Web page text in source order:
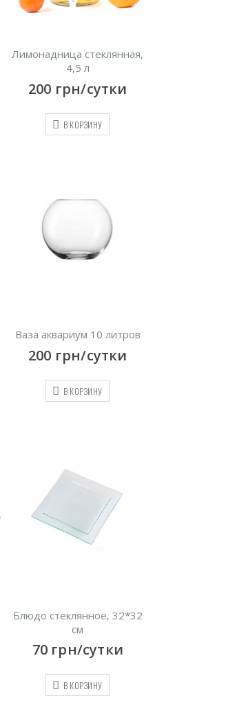
Лимонадница стеклянная,
4,5 л
200 грн/сутки
В КОРЗИНУ
Ваза аквариум 10 литров
200 грн/сутки
В КОРЗИНУ
Блюдо стеклянное, 32*32
см
70 грн/сутки
В КОРЗИНУ